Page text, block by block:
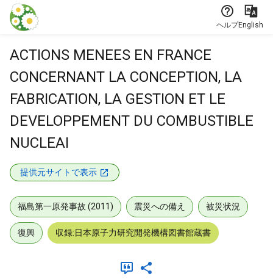
本文に飛ぶ
ヘルプEnglish
ACTIONS MENEES EN FRANCE
CONCERNANT LA CONCEPTION, LA
FABRICATION, LA GESTION ET LE
DEVELOPPEMENT DU COMBUSTIBLE
NUCLEAI
提供元サイトで表示
福島第一原発事故 (2011) 震災への備え 被災状況
復興 収録:日本原子力研究開発機構図書館蔵書